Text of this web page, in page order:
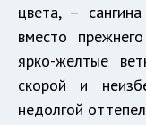
цвета, –
вместо
ярко-желтые
скорой и
недолгой